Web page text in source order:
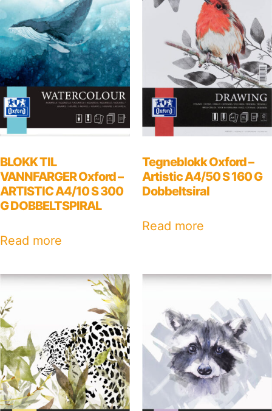
BLOKK TIL
VANNFARGER Oxford –
ARTISTIC A4/10 S 300
G DOBBELTSPIRAL
Read more
Tegneblokk Oxford –
Artistic A4/50 S 160 G
Dobbeltsiral
Read more